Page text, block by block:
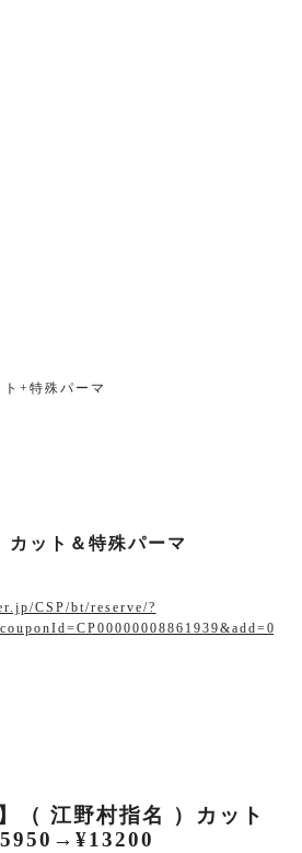
ト+特殊パーマ
カット＆特殊パーマ
CSP/bt/reserve/?
（ 江野村指名 ）カット